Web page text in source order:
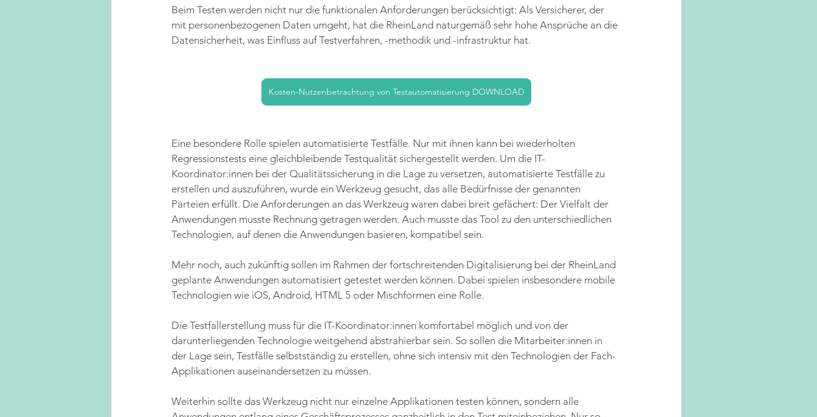
Beim Testen werden nicht nur die funktionalen Anforderungen berücksichtigt: Als Versicherer, der
mit personenbezogenen Daten umgeht, hat die RheinLand naturgemäß sehr hohe Ansprüche an die
Datensicherheit, was Einfluss auf Testverfahren, -methodik und -infrastruktur hat.
Kosten-Nutzenbetrachtung von Testautomatisierung DOWNLOAD
Eine besondere Rolle spielen automatisierte Testfälle. Nur mit ihnen kann bei wiederholten
Regressionstests eine gleichbleibende Testqualität sichergestellt werden. Um die IT-
Koordinator:innen bei der Qualitätssicherung in die Lage zu versetzen, automatisierte Testfälle zu
erstellen und auszuführen, wurde ein Werkzeug gesucht, das alle Bedürfnisse der genannten
Parteien erfüllt. Die Anforderungen an das Werkzeug waren dabei breit gefächert: Der Vielfalt der
Anwendungen musste Rechnung getragen werden. Auch musste das Tool zu den unterschiedlichen
Technologien, auf denen die Anwendungen basieren, kompatibel sein.
Mehr noch, auch zukünftig sollen im Rahmen der fortschreitenden Digitalisierung bei der RheinLand
geplante Anwendungen automatisiert getestet werden können. Dabei spielen insbesondere mobile
Technologien wie iOS, Android, HTML 5 oder Mischformen eine Rolle.
Die Testfallerstellung muss für die IT-Koordinator:innen komfortabel möglich und von der
darunterliegenden Technologie weitgehend abstrahierbar sein. So sollen die Mitarbeiter:innen in
der Lage sein, Testfälle selbstständig zu erstellen, ohne sich intensiv mit den Technologien der Fach-
Applikationen auseinandersetzen zu müssen.
Weiterhin sollte das Werkzeug nicht nur einzelne Applikationen testen können, sondern alle